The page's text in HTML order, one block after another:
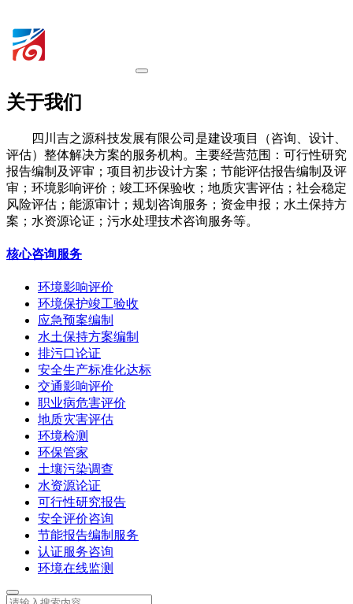
关于我们
四川吉之源科技发展有限公司是建设项目（咨询、设计、
评估）整体解决方案的服务机构。主要经营范围：可行性研究
报告编制及评审；项目初步设计方案；节能评估报告编制及评
审；环境影响评价；竣工环保验收；地质灾害评估；社会稳定
风险评估；能源审计；规划咨询服务；资金申报；水土保持方
案；水资源论证；污水处理技术咨询服务等。
核心咨询服务
环境影响评价
环境保护竣工验收
应急预案编制
水土保持方案编制
排污口论证
安全生产标准化达标
交通影响评价
职业病危害评价
地质灾害评估
环境检测
环保管家
土壤污染调查
水资源论证
可行性研究报告
安全评价咨询
节能报告编制服务
认证服务咨询
环境在线监测